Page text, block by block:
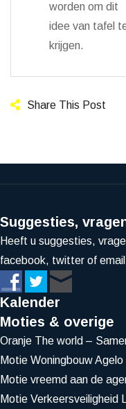
worden om dit
idee van tafel
krijgen.
Share This Post
Suggesties,
Heeft u suggesties,
facebook, twitter of
Kalender
Moties & overige
Oranje The world –
Motie Woningbouw Agelo
Motie vreemd aan de
Motie